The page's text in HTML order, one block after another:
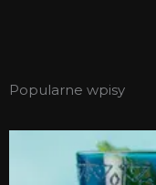
Popularne wpisy